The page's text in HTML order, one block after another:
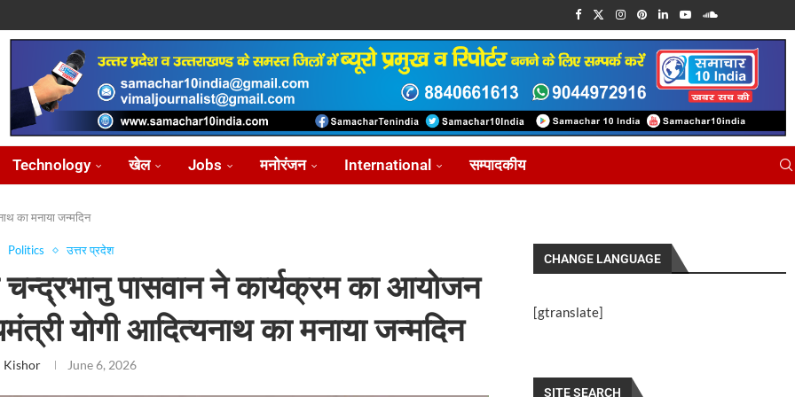
Technology खेल Jobs मनोरंजन International सम्पादकीय
का मनाया जन्मदिन
Politics उत्तर प्रदेश
पासवान ने कार्यक्रम का आयोजन
योगी आदित्यनाथ का मनाया जन्मदिन
Kishor June 6, 2026
CHANGE LANGUAGE
[gtranslate]
SITE SEARCH